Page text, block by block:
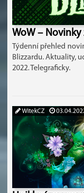
WoW –
Týdenní přehled
Blizzardu. Aktuality,
2022. Telegraficky.
WitekCZ